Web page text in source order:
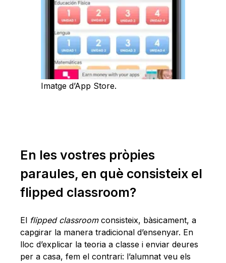
Imatge d’App Store.
En les vostres pròpies
paraules, en què consisteix el
flipped classroom?
El flipped classroomconsisteix, bàsicament, a
capgirar la manera tradicional d’ensenyar. En
lloc d’explicar la teoria a classe i enviar deures
per a casa, fem el contrari: l’alumnat veu els